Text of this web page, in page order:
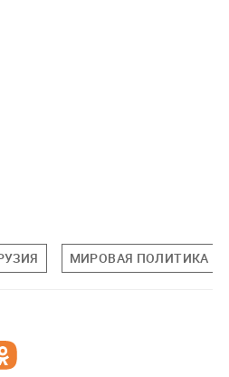
МИРОВАЯ ПОЛИТИКА